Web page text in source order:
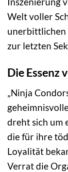
Welt voller
unerbittlichen
zur letzten
Die Essenz
„Ninja
dreht sich um
die für ihre
Loyalität
Verrat die